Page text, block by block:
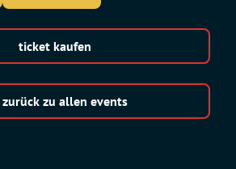
ticket kaufen
zurück zu allen events